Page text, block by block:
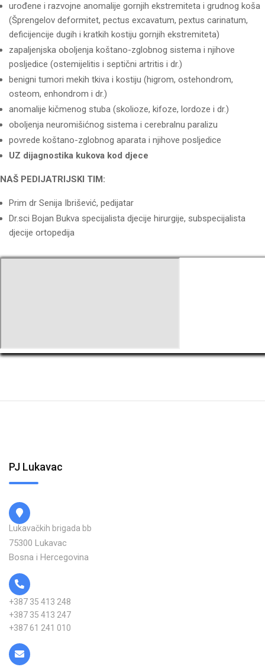
urođene i razvojne anomalije gornjih ekstremiteta i grudnog koša
(Šprengelov deformitet, pectus excavatum, pextus carinatum,
deficijencije dugih i kratkih kostiju gornjih ekstremiteta)
zapaljenjska oboljenja koštano-zglobnog sistema i njihove
posljedice (ostemijelitis i septični artritis i dr.)
benigni tumori mekih tkiva i kostiju (higrom, ostehondrom,
osteom, enhondrom i dr.)
anomalije kičmenog stuba (skolioze, kifoze, lordoze i dr.)
oboljenja neuromišićnog sistema i cerebralnu paralizu
povrede koštano-zglobnog aparata i njihove posljedice
UZ dijagnostika kukova kod djece
NAŠ PEDIJATRIJSKI TIM:
Prim dr Senija Ibrišević, pedijatar
Dr.sci Bojan Bukva specijalista djecije hirurgije, subspecijalista
djecije ortopedija
PJ Lukavac
Lukavačkih brigada bb
75300 Lukavac
Bosna i Hercegovina
+387 35 413 248
+387 35 413 247
+387 61 241 010